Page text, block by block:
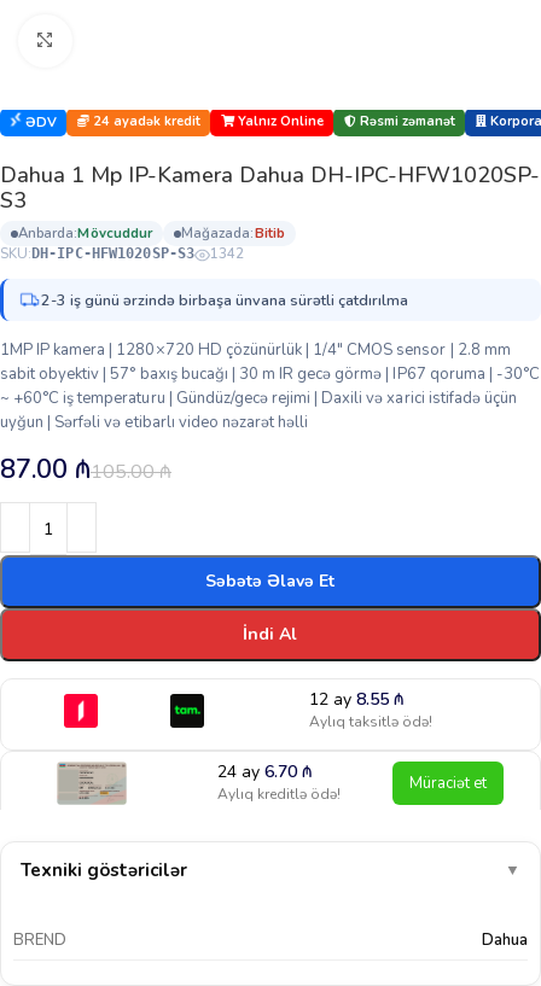
ƏDV 24 ayadək kredit Yalnız Online Rəsmi zəmanət
Dahua 1 Mp IP-Kamera Dahua DH-IPC-HFW1020SP-
S3
anbarda: mövcuddur mağazada:
bi̇ti̇b
SKU: DH-IPC-HFW1020SP-S3 1342
2-3 iş günü ərzində birbaşa ünvana sürətli çatdırılma
1MP IP kamera | 1280×720 HD çözünürlük | 1/4″ CMOS sensor | 2.8 mm
sabit obyektiv | 57° baxış bucağı | 30 m IR gecə görmə | IP67 qoruma | -30°C
~ +60°C iş temperaturu | Gündüz/gecə rejimi | Daxili və xarici istifadə üçün
uyğun | Sərfəli və etibarlı video nəzarət həlli
105.00₼
87.00 ₼
Səbətə Əlavə Et
İndi Al
12 ay 8.55 ₼
Aylıq taksitlə ödə!
24 ay6.70₼
Aylıq kreditlə ödə! Müraciət et
Texniki göstəricilər ▼
BREND Dahua